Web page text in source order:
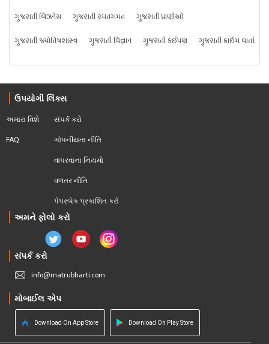
ગુજરાતી બિઝનેસ
ગુજરાતી રમતગમત
ગુજરાતી પ્રાણીઓ
ગુજરાતી જ્યોતિષશાસ્ત્ર
ગુજરાતી વિજ્ઞાન ગુજરાતી કંઈપણ ગુજરાતી ક્રાઇમ વાર્તા
ઉપયોગી લિંક્સ
અમારા વિશે
FAQ
સંપર્ક કરો
ગોપનીયતા નીતિ
વાપરવાના નિયમો
વળતર નીતિ
પેપરબેક પ્રકાશિત કરો
અમને ફોલો કરો
સંપર્ક કરો
info@matrubharti.com
મોબાઈલ એપ
Download On App Store Download On Play Store